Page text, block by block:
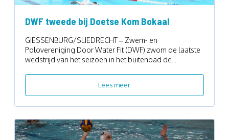
DWF tweede bij Doetse Kom Bokaal
GIESSENBURG/SLIEDRECHT – Zwem- en
Polovereniging Door Water Fit (DWF) zwom de laatste
wedstrijd van het seizoen in het buitenbad de...
Lees meer